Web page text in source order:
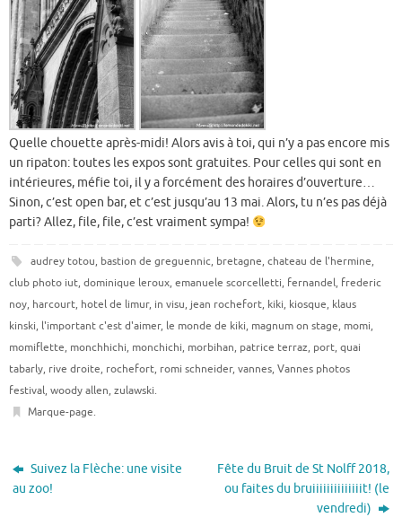
Quelle chouette après-midi! Alors avis à toi, qui n’y a pas encore mis
un ripaton: toutes les expos sont gratuites. Pour celles qui sont en
intérieures, méfie toi, il y a forcément des horaires d’ouverture…
Sinon, c’est open bar, et c’est jusqu’au 13 mai. Alors, tu n’es pas déjà
parti? Allez, file, file, c’est vraiment sympa!
audrey totou, bastion de greguennic, bretagne, chateau de l'hermine,
club photo iut, dominique leroux, emanuele scorcelletti, fernandel, frederic
noy, harcourt, hotel de limur, in visu, jean rochefort, kiki, kiosque, klaus
kinski, l'important c'est d'aimer, le monde de kiki, magnum on stage, momi,
momiflette, monchhichi, monchichi, morbihan, patrice terraz, port, quai
tabarly, rive droite, rochefort, romi schneider, vannes, Vannes photos
festival, woody allen, zulawski.
Marque-page.
Suivez la Flèche: une visite
au zoo!
Fête du Bruit de St Nolff 2018,
ou faites du bruiiiiiiiiiiiiiit! (le
vendredi)